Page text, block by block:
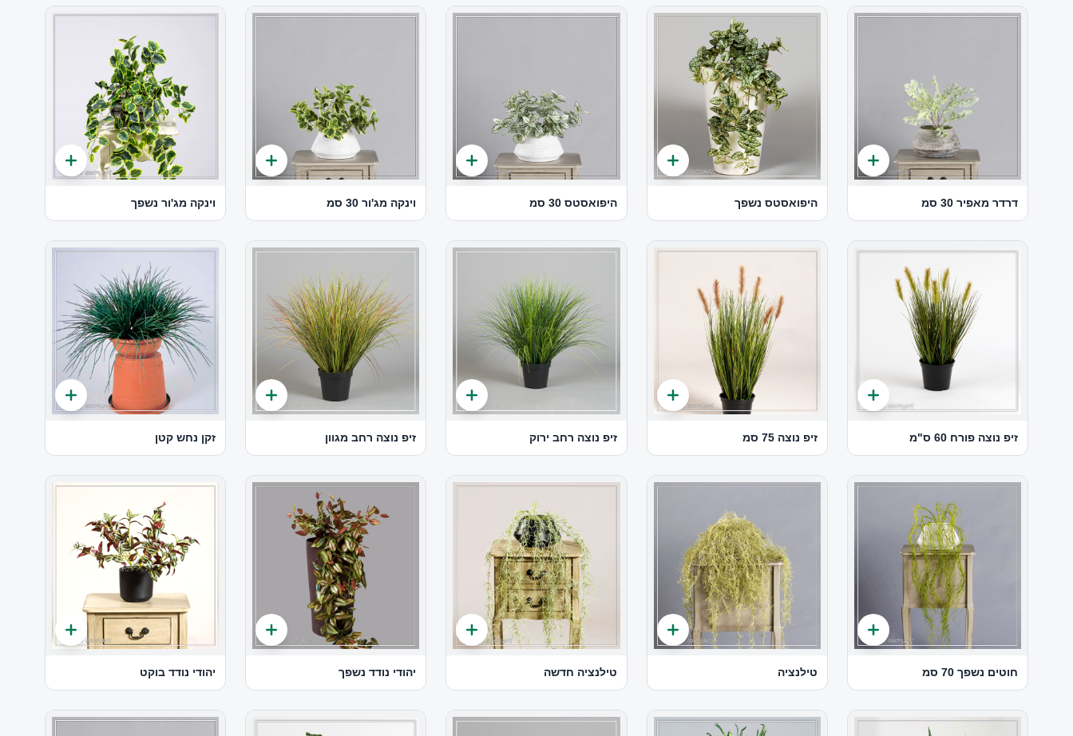
דרדר מאפיר 30 סמ היפואסטס נשפך היפואסטס 30 סמ וינקה מג'ור 30 סמ וינקה מג'ור נשפך
זיפ נוצה פורח 60 ס"מ זיפ נוצה 75 סמ זיפ נוצה רחב ירוק זיפ נוצה רחב מגוון זקן נחש קטן
חוטים נשפך 70 סמ טילנציה טילנציה חדשה יהודי נודד נשפך יהודי נודד בוקט